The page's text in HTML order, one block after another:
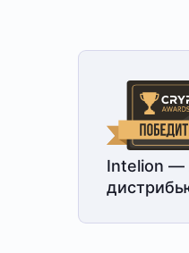
Intelion —